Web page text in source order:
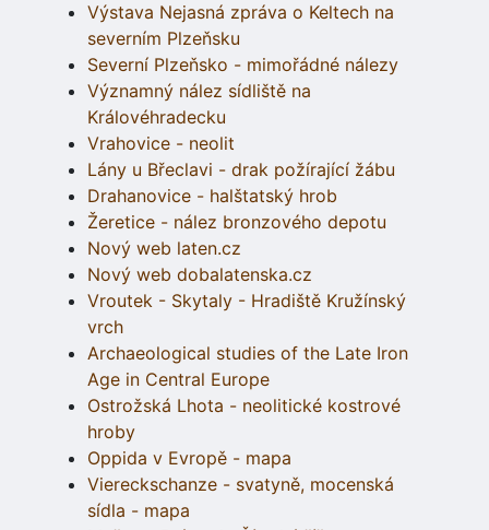
Výstava Nejasná zpráva o Keltech na
severním Plzeňsku
Severní Plzeňsko - mimořádné nálezy
Významný nález sídliště na
Královéhradecku
Vrahovice - neolit
Lány u Břeclavi - drak požírající žábu
Drahanovice - halštatský hrob
Žeretice - nález bronzového depotu
Nový web laten.cz
Nový web dobalatenska.cz
Vroutek - Skytaly - Hradiště Kružínský
vrch
Archaeological studies of the Late Iron
Age in Central Europe
Ostrožská Lhota - neolitické kostrové
hroby
Oppida v Evropě - mapa
Viereckschanze - svatyně, mocenská
sídla - mapa